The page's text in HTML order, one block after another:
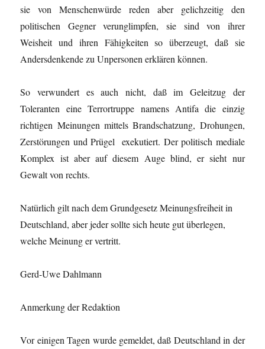
sie von Menschenwürde reden aber gelichzeitig den
politischen Gegner verunglimpfen, sie sind von ihrer
Weisheit und ihren Fähigkeiten so überzeugt, daß sie
Andersdenkende zu Unpersonen erklären können.
So verwundert es auch nicht, daß im Geleitzug der
Toleranten eine Terrortruppe namens Antifa die einzig
richtigen Meinungen mittels Brandschatzung, Drohungen,
Zerstörungen und Prügel exekutiert. Der politisch mediale
Komplex ist aber auf diesem Auge blind, er sieht nur
Gewalt von rechts.
Natürlich gilt nach dem Grundgesetz Meinungsfreiheit in
Deutschland, aber jeder sollte sich heute gut überlegen,
welche Meinung er vertritt.
Gerd-Uwe Dahlmann
Anmerkung der Redaktion
Vor einigen Tagen wurde gemeldet, daß Deutschland in der